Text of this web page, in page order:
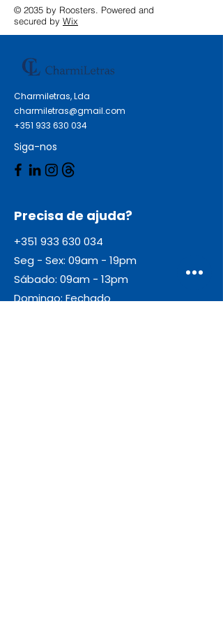
© 2035 by Roosters. Powered and
secured by Wix
Charmiletras, Lda
charmiletras@gmail.com
+351 933 630 034
Siga-nos
Precisa de ajuda?
+351 933 630 034
Seg - Sex: 09am - 19pm
Sábado: 09am - 13pm
Domingo: Fechado